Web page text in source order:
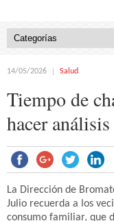
14/05/2026 Salud
Tiempo de
hacer
La Dirección de
Julio recuerda a los
consumo familiar, que